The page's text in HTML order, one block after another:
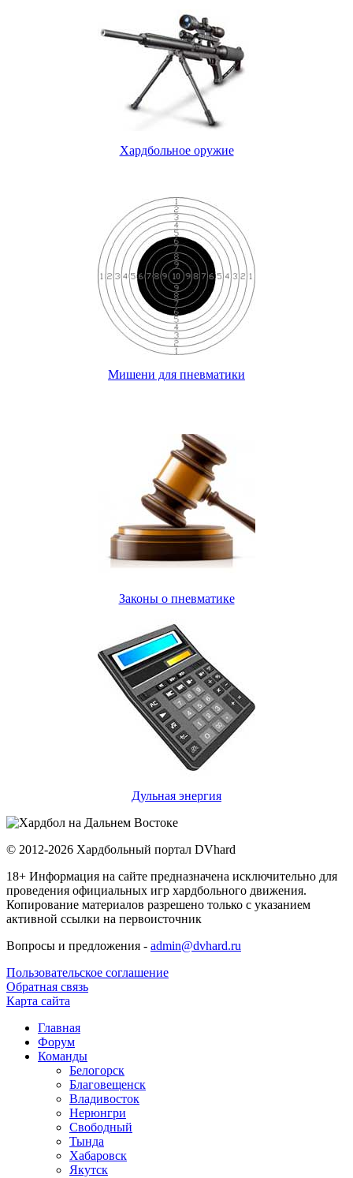
Хардбольное оружие
Мишени для пневматики
Законы о пневматике
Дульная энергия
© 2012-2026 Хардбольный портал DVhard
18+ Информация на сайте предназначена исключительно для
проведения официальных игр хардбольного движения.
Копирование материалов разрешено только с указанием
активной ссылки на первоисточник
Вопросы и предложения - admin@dvhard.ru
Пользовательское соглашение
Обратная связь
Карта сайта
Главная
Форум
Команды
Белогорск
Благовещенск
Владивосток
Нерюнгри
Свободный
Тында
Хабаровск
Якутск